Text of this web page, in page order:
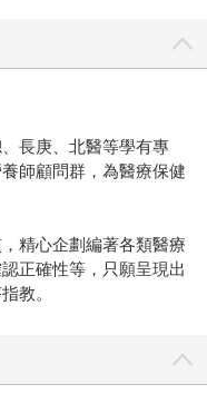
長庚、北醫等學有專
師顧問群，為醫療保健
精心企劃編著各類醫療
正確性等，只願呈現出
教。